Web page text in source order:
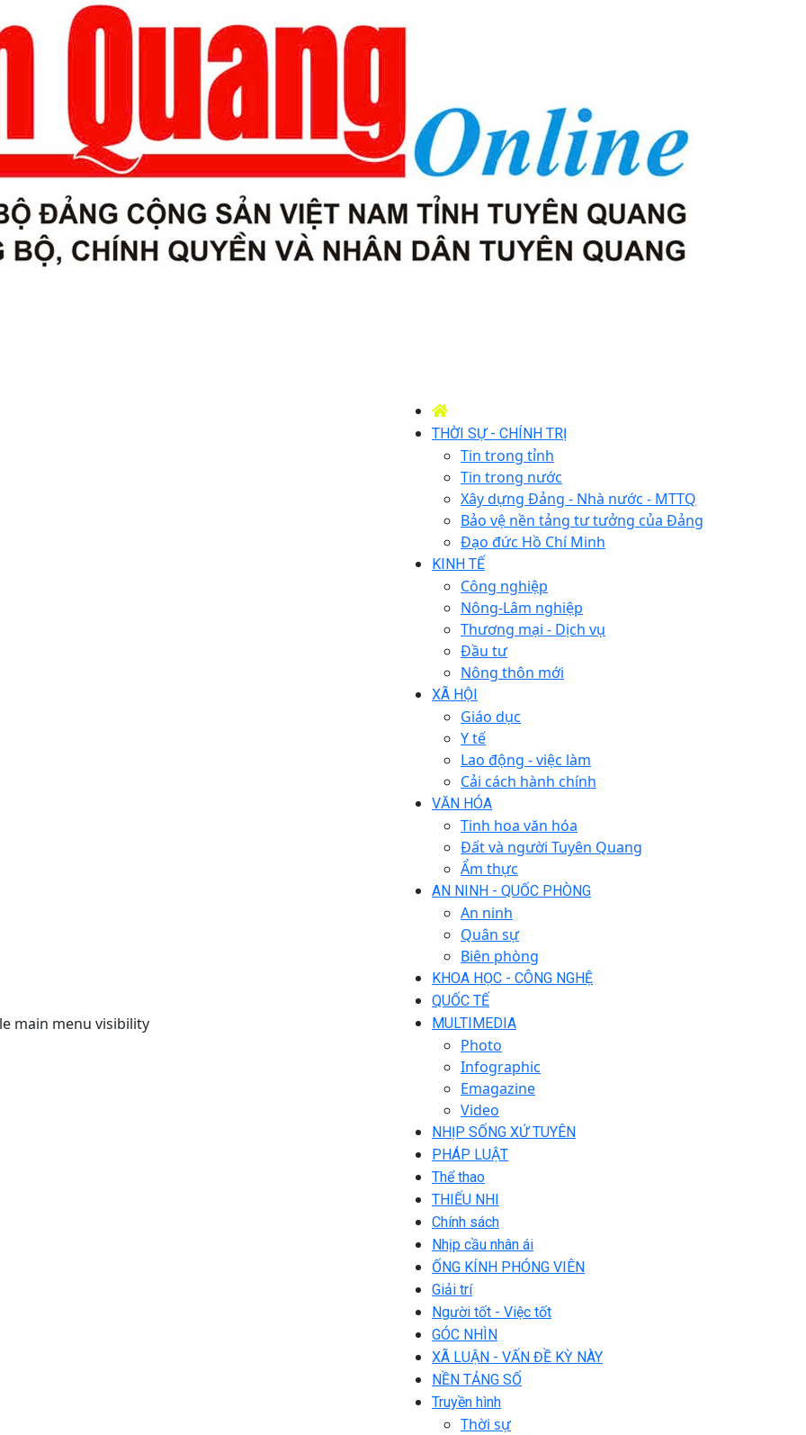
main menu visibility
THỜI SỰ - CHÍNH TRỊ
Tin trong tỉnh
Tin trong nước
Xây dựng Đảng - Nhà nước - MTTQ
Bảo vệ nền tảng tư tưởng của Đảng
Đạo đức Hồ Chí Minh
KINH TẾ
Công nghiệp
Nông-Lâm nghiệp
Thương mại - Dịch vụ
Đầu tư
Nông thôn mới
XÃ HỘI
Giáo dục
Y tế
Lao động - việc làm
Cải cách hành chính
VĂN HÓA
Tinh hoa văn hóa
Đất và người Tuyên Quang
Ẩm thực
AN NINH - QUỐC PHÒNG
An ninh
Quân sự
Biên phòng
KHOA HỌC - CÔNG NGHỆ
QUỐC TẾ
MULTIMEDIA
Photo
Infographic
Emagazine
Video
NHỊP SỐNG XỨ TUYÊN
PHÁP LUẬT
Thể thao
THIẾU NHI
Chính sách
Nhịp cầu nhân ái
ỐNG KÍNH PHÓNG VIÊN
Giải trí
Người tốt - Việc tốt
GÓC NHÌN
XÃ LUẬN - VẤN ĐỀ KỲ NÀY
NỀN TẢNG SỐ
Truyền hình
Thời sự